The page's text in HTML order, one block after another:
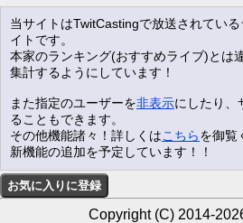
当サイトはTwitCastingで放送されてい
イトです。
本家のランキング(おすすめライブ)とは
集計するようにしています！
また指定のユーザーを非表示にしたり、
ることもできます。
その他機能諸々！詳しくはこちらを御覧
新機能の追加を予定しています！！
Copyright (C) 2014-